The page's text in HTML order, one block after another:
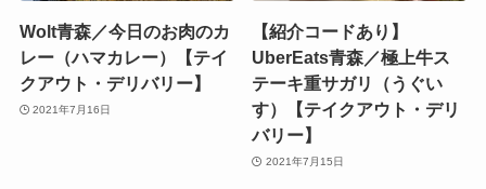
Wolt青森／今日のお肉のカ
レー（ハマカレー）【テイ
クアウト・デリバリー】
2021年7月16日
【紹介コードあり】
UberEats青森／極上牛ス
テーキ重サガリ（うぐい
す）【テイクアウト・デリ
バリー】
2021年7月15日